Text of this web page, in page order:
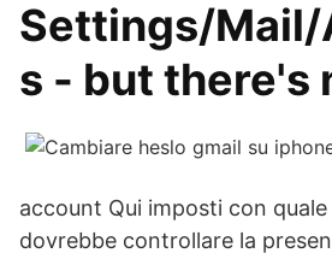
Settings/
s - but there's
account Qui imposti con
dovrebbe controllare la